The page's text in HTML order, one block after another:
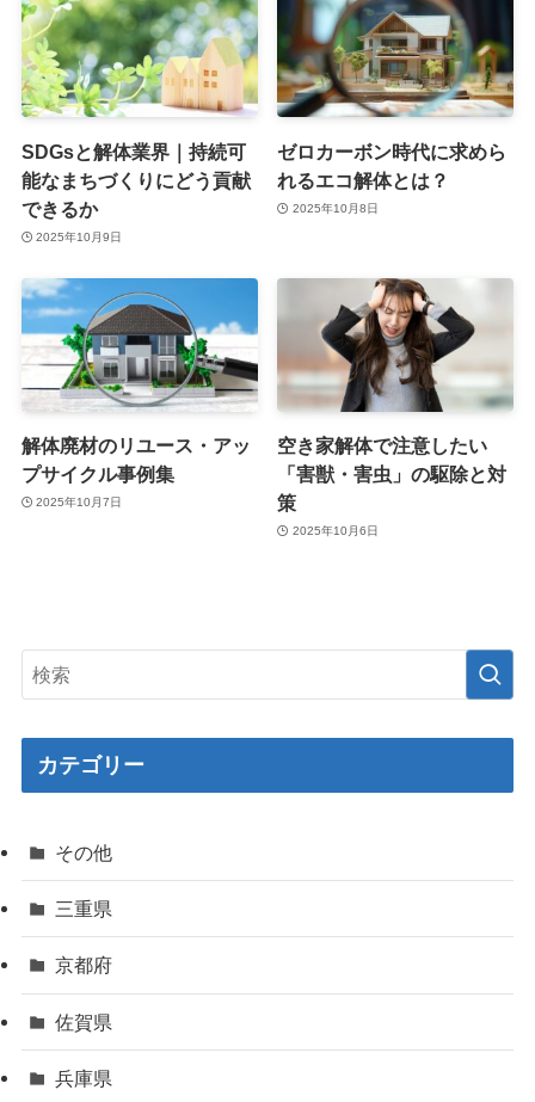
SDGsと解体業界｜持続可
能なまちづくりにどう貢献
できるか
2025年10月9日
ゼロカーボン時代に求めら
れるエコ解体とは？
2025年10月8日
解体廃材のリユース・アッ
プサイクル事例集
2025年10月7日
空き家解体で注意したい
「害獣・害虫」の駆除と対
策
2025年10月6日
カテゴリー
その他
三重県
京都府
佐賀県
兵庫県